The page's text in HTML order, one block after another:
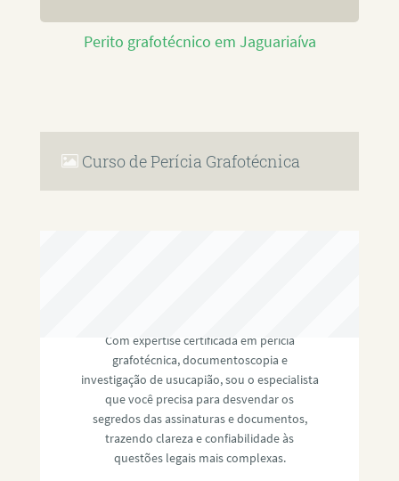
Perito grafotécnico em Jaguariaíva
Curso de Perícia Grafotécnica
Com expertise certificada em perícia
grafotécnica, documentoscopia e
investigação de usucapião, sou o especialista
que você precisa para desvendar os
segredos das assinaturas e documentos,
trazendo clareza e confiabilidade às
questões legais mais complexas.